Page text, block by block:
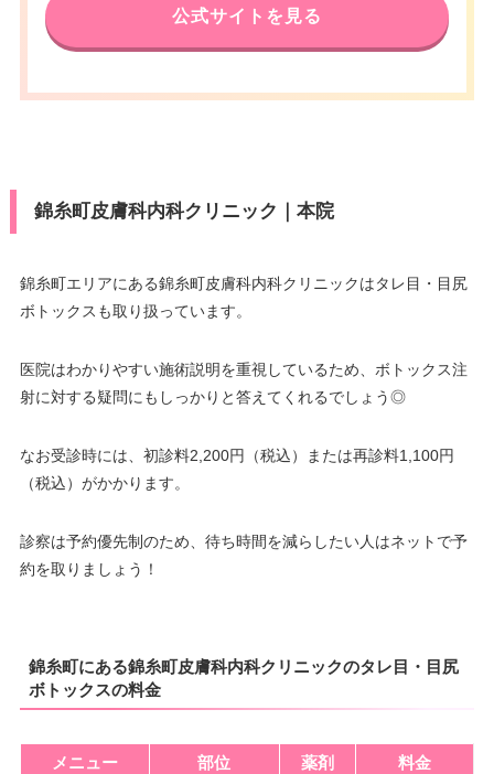
公式サイトを見る
錦糸町皮膚科内科クリニック｜本院
錦糸町エリアにある錦糸町皮膚科内科クリニックはタレ目・目尻
ボトックスも取り扱っています。
医院はわかりやすい施術説明を重視しているため、ボトックス注
射に対する疑問にもしっかりと答えてくれるでしょう◎
なお受診時には、初診料2,200円（税込）または再診料1,100円
（税込）がかかります。
診察は予約優先制のため、待ち時間を減らしたい人はネットで予
約を取りましょう！
錦糸町にある錦糸町皮膚科内科クリニックのタレ目・目尻
ボトックスの料金
メニュー 部位 薬剤 料金